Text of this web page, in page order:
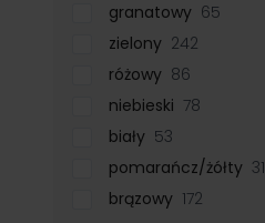
granatowy 65
zielony 242
różowy 86
niebieski 78
biały 53
pomarańcz/żółty 31
brązowy 172